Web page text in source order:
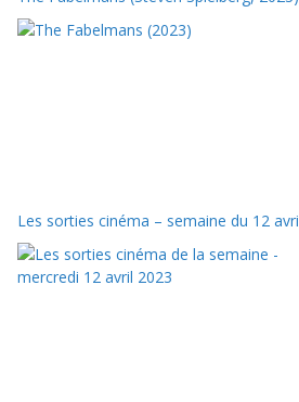
Les sorties cinéma – semaine du 12